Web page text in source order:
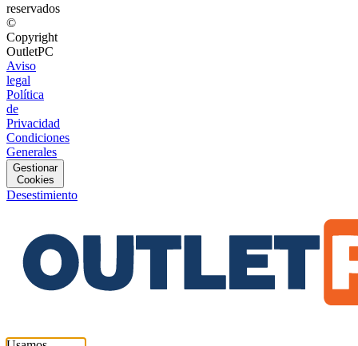
reservados
©
Copyright
OutletPC
Aviso
legal
Política
de
Privacidad
Condiciones
Generales
Gestionar
Cookies
Desestimiento